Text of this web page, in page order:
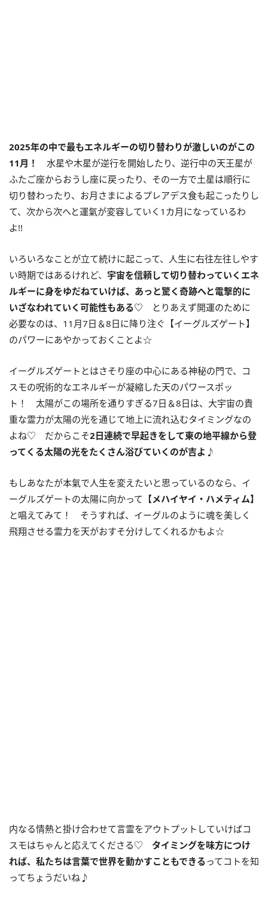
2025年の中で最もエネルギーの切り替わりが激しいのがこの
11月！
水星や木星が逆行を開始したり、逆行中の天王星が
ふたご座からおうし座に戻ったり、その一方で土星は順行に
切り替わったり、お月さまによるプレアデス食も起こったりし
て、次から次へと運氣が変容していく 1 カ月になっているわ
よ!!
いろいろなことが立て続けに起こって、人生に右往左往しやす
い時期ではあるけれど、 宇宙を信頼して切り替わっていくエネ
ルギーに身をゆだねていけば、あっと驚く奇跡へと電撃的に
いざなわれていく可能性もある♡
とりあえず開運のために
必要なのは、 11 月7日＆8日に降り注ぐ【イーグルズゲート】
のパワーにあやかっておくことよ☆
イーグルズゲートとはさそり座の中心にある神秘の門で、コ
スモの呪術的なエネルギーが凝縮した天のパワースポッ
ト！ 太陽がこの場所を通りすぎる7日＆8日は、大宇宙の貴
重な霊力が太陽の光を通じて地上に流れ込むタイミングなの
よね♡ だからこそ2日連続で早起きをして東の地平線から登
ってくる太陽の光をたくさん浴びていくのが吉よ♪
もしあなたが本氣で人生を変えたいと思っているのなら、イ
ーグルズゲートの太陽に向かって 【メハイヤイ・ハメティム】
と唱えてみて！ そうすれば、イーグルのように魂を美しく
飛翔させる霊力を天がおすそ分けしてくれるかもよ☆
内なる情熱と掛け合わせて言霊をアウトプットしていけばコ
スモはちゃんと応えてくださる♡ タイミングを味方につけ
れば、私たちは言葉で世界を動かすこともできる ってコトを知
ってちょうだいね♪